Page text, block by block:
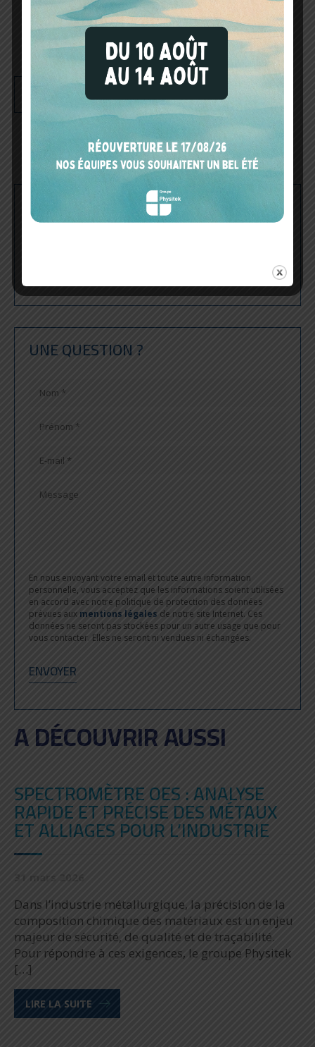
LES PRODUITS PHYSITEK
UNE QUESTION ?
En nous envoyant votre email et toute autre information
personnelle, vous acceptez que les informations soient utilisées
en accord avec notre politique de protection des données
prévues aux mentions légales de notre site Internet. Ces
données ne seront pas stockées pour un autre usage que pour
vous contacter. Elles ne seront ni vendues ni échangées.
A DÉCOUVRIR AUSSI
SPECTROMÈTRE OES : ANALYSE
RAPIDE ET PRÉCISE DES MÉTAUX
ET ALLIAGES POUR L’INDUSTRIE
Dans l’industrie métallurgique, la précision de la
composition chimique des matériaux est un enjeu
majeur de sécurité, de qualité et de traçabilité.
Pour répondre à ces exigences, le groupe Physitek
[…]
LIRE LA SUITE